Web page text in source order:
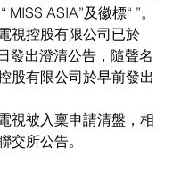
MISS ASIA”及徽標“ ”。
視控股有限公司已於
發出澄清公告，隨聲名
股有限公司於早前發出
視被入稟申請清盤，相
交所公告。